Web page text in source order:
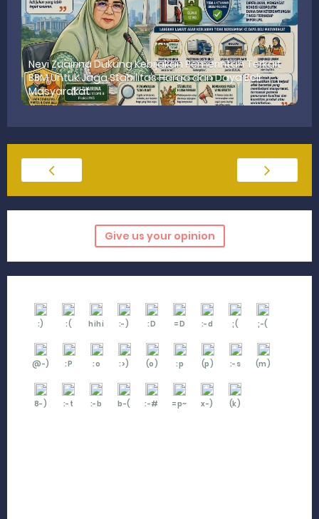
Nevi Zuairina Dukung Kebijakan Pemerintah Terkait
BBM Untuk Jaga Stabilitas Harga dan Daya Beli
Masyarakat
Give us your opinion
:) :( hihi :-) :D =D :-d ;( ;-(
@-) :P :o :>) (o) :p (p) :-s (m)
8-) :-t :-b b-( :-# =p~ x-) (k)